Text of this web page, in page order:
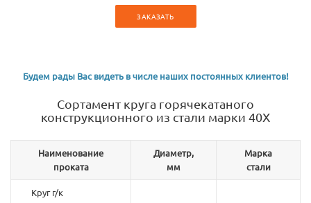
ЗАКАЗАТЬ
Будем рады Вас видеть в числе наших постоянных клиентов!
Сортамент круга горячекатаного
конструкционного из стали марки 40Х
Наименование
проката
Диаметр,
мм
Марка
стали
Круг г/к